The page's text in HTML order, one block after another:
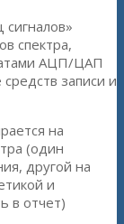
спектра,
АЦП/ЦАП
записи и
на
(один
другой на
и
в отчет)